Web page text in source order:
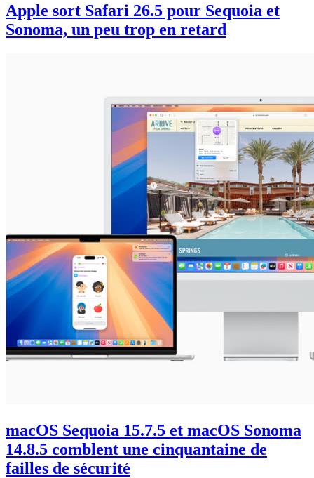
Apple sort Safari 26.5 pour Sequoia et
Sonoma, un peu trop en retard
macOS Sequoia 15.7.5 et macOS Sonoma
14.8.5 comblent une cinquantaine de
failles de sécurité